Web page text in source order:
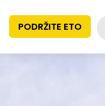
PODRŽITE ETO